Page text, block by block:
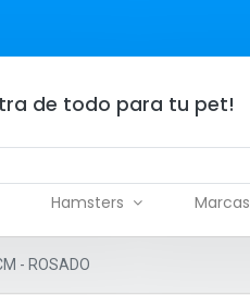
de todo para tu pet!
Hamsters Marcas
- ROSADO